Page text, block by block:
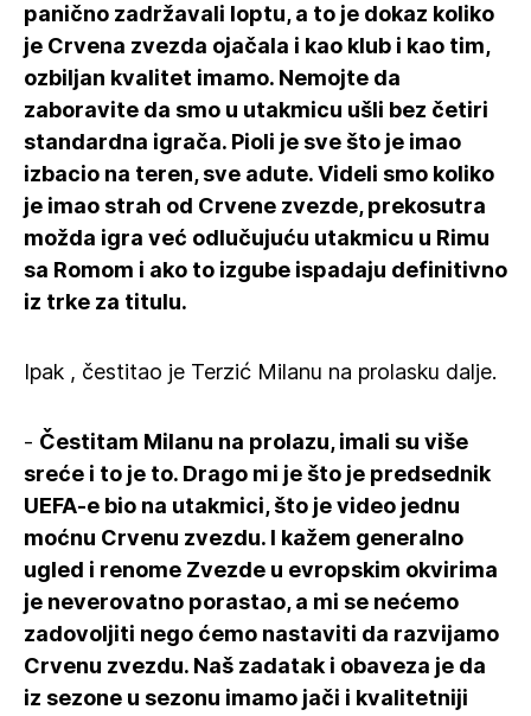
panično zadržavali loptu, a to je dokaz koliko
je Crvena zvezda ojačala i kao klub i kao tim,
ozbiljan kvalitet imamo. Nemojte da
zaboravite da smo u utakmicu ušli bez četiri
standardna igrača. Pioli je sve što je imao
izbacio na teren, sve adute. Videli smo koliko
je imao strah od Crvene zvezde, prekosutra
možda igra već odlučujuću utakmicu u Rimu
sa Romom i ako to izgube ispadaju definitivno
iz trke za titulu.
Ipak , čestitao je Terzić Milanu na prolasku dalje.
- Čestitam Milanu na prolazu, imali su više
sreće i to je to. Drago mi je što je predsednik
UEFA-e bio na utakmici, što je video jednu
moćnu Crvenu zvezdu. I kažem generalno
ugled i renome Zvezde u evropskim okvirima
je neverovatno porastao, a mi se nećemo
zadovoljiti nego ćemo nastaviti da razvijamo
Crvenu zvezdu. Naš zadatak i obaveza je da
iz sezone u sezonu imamo jači i kvalitetniji